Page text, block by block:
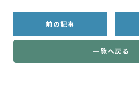
前の記事
一覧へ戻る